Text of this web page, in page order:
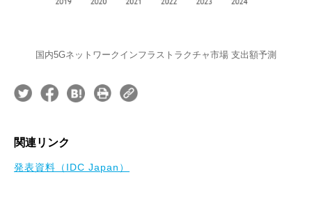
国内5Gネットワークインフラストラクチャ市場 支出額予測
関連リンク
発表資料（IDC Japan）